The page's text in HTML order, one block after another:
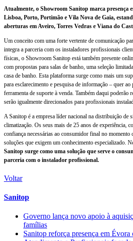
Atualmente, o Showroom Sanitop marca presença
Lisboa, Porto, Portimão e Vila Nova de Gaia,
aberturas em Aveiro, Torres Vedras e Viana do
Um conceito com uma forte vertente de comunicação
integra a parceria com os instaladores profissionais
físicas, o Showroom Sanitop está também presente
com propostas para salas de banho, uma seleção
casa de banho. Esta plataforma surge como mais um
para esclarecimento e pesquisa de informação – quer
ferramenta de suporte à venda. Também daqui poderão
serão igualmente direcionados para profissionais
A Sanitop é a empresa líder nacional na distribuição de
climatização. Os seus mais de 25 anos de experiência,
confiança necessárias ao consumidor final no momento
soluções que exigem um conhecimento especializado.
Sanitop surge como uma solução que serve o
parceria com o instalador profissional.
Voltar
Sanitop
Governo lança novo apoio à
famílias
Sanitop reforça presença em